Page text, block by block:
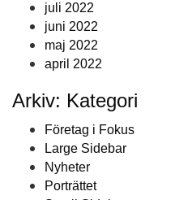
juli 2022
juni 2022
maj 2022
april 2022
Arkiv: Kategori
Företag i Fokus
Large Sidebar
Nyheter
Porträttet